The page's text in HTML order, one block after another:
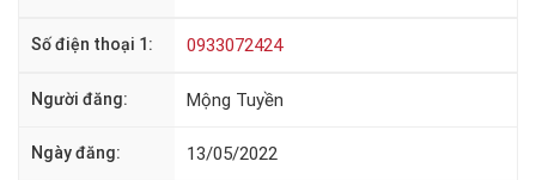
Số điện thoại 1: 0933072424
Người đăng: Mộng Tuyền
Ngày đăng: 13/05/2022